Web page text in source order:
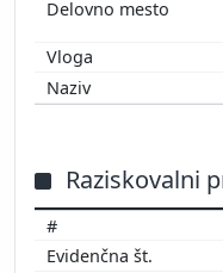
Raziskovalni